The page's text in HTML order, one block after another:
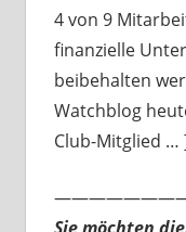
4 von 9
finanzielle
beibehalten
Watchblog
Club-Mitglied …